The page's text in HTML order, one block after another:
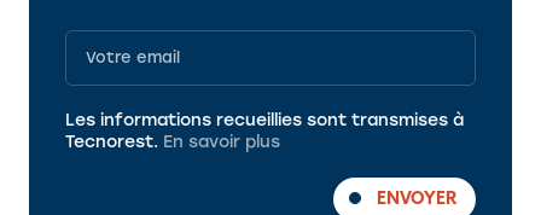
Programme
Les informations recueillies sont transmises à
Tecnorest. En savoir plus
ENVOYER